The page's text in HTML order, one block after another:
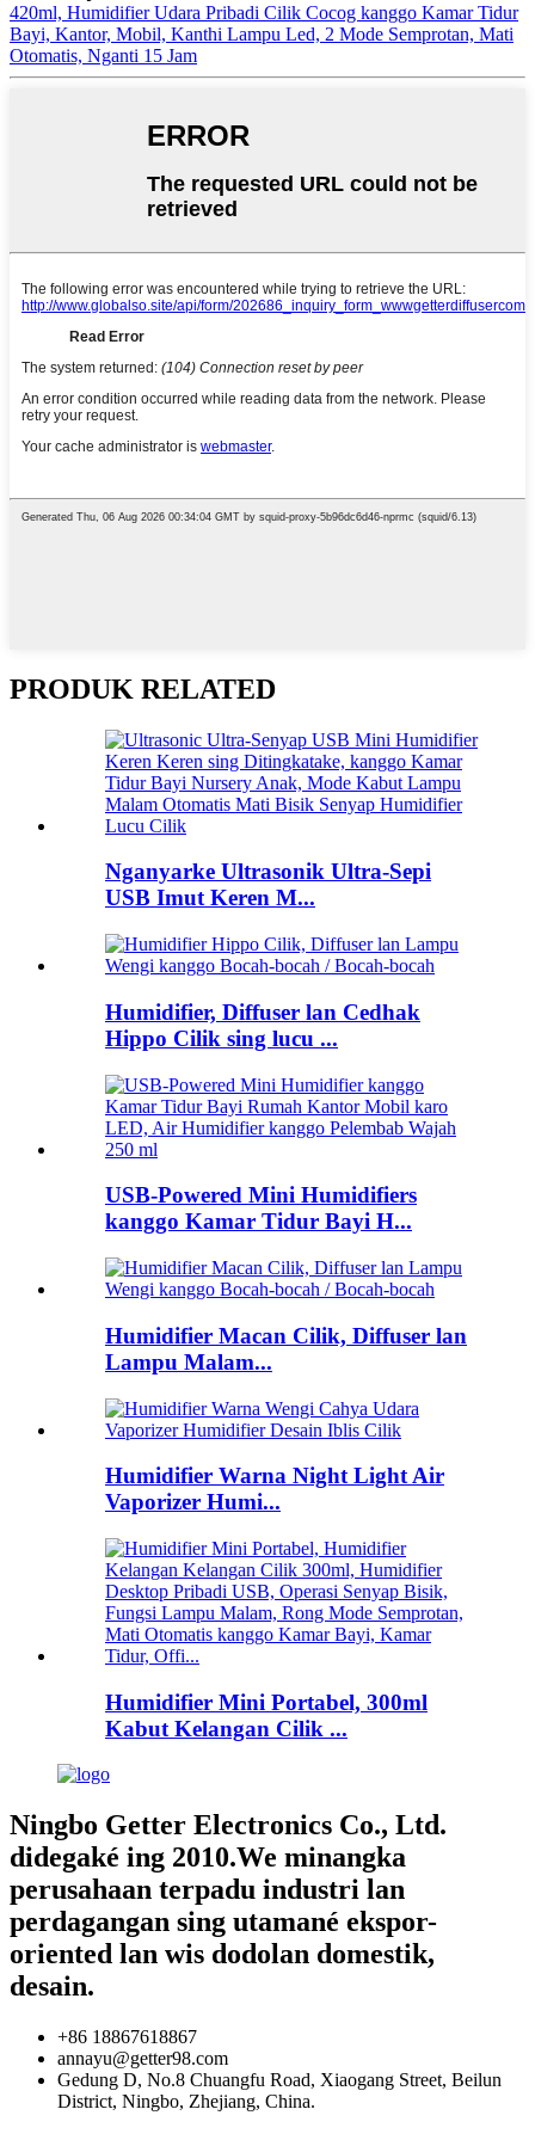
420ml, Humidifier Udara Pribadi Cilik Cocog kanggo Kamar Tidur
Bayi, Kantor, Mobil, Kanthi Lampu Led, 2 Mode Semprotan, Mati
Otomatis, Nganti 15 Jam
PRODUK RELATED
Nganyarke Ultrasonik Ultra-Sepi
USB Imut Keren M...
Humidifier, Diffuser lan Cedhak
Hippo Cilik sing lucu ...
USB-Powered Mini Humidifiers
kanggo Kamar Tidur Bayi H...
Humidifier Macan Cilik, Diffuser lan
Lampu Malam...
Humidifier Warna Night Light Air
Vaporizer Humi...
Humidifier Mini Portabel, 300ml
Kabut Kelangan Cilik ...
Ningbo Getter Electronics Co., Ltd.
didegaké ing 2010.We minangka
perusahaan terpadu industri lan
perdagangan sing utamané ekspor-
oriented lan wis dodolan domestik,
desain.
+86 18867618867
annayu@getter98.com
Gedung D, No.8 Chuangfu Road, Xiaogang Street, Beilun
District, Ningbo, Zhejiang, China.